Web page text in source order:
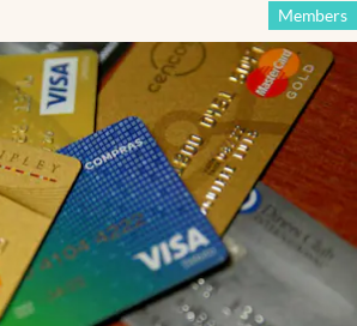
Members